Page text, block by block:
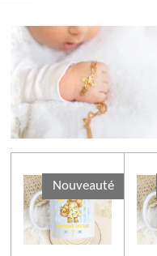
Nouveauté